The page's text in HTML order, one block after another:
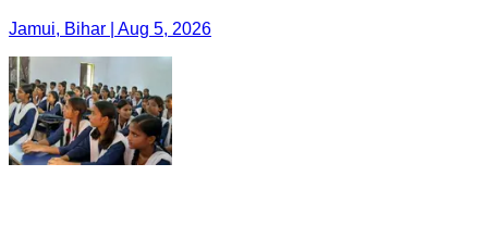
Jamui, Bihar | Aug 5, 2026